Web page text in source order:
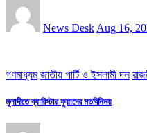
News Desk Aug 16,
গণমাধ্যম জাতীয় পার্টি ও ইসলামী দল
মুলাদীতে ব্যারিস্টার ফুয়াদের মতবিনিময়